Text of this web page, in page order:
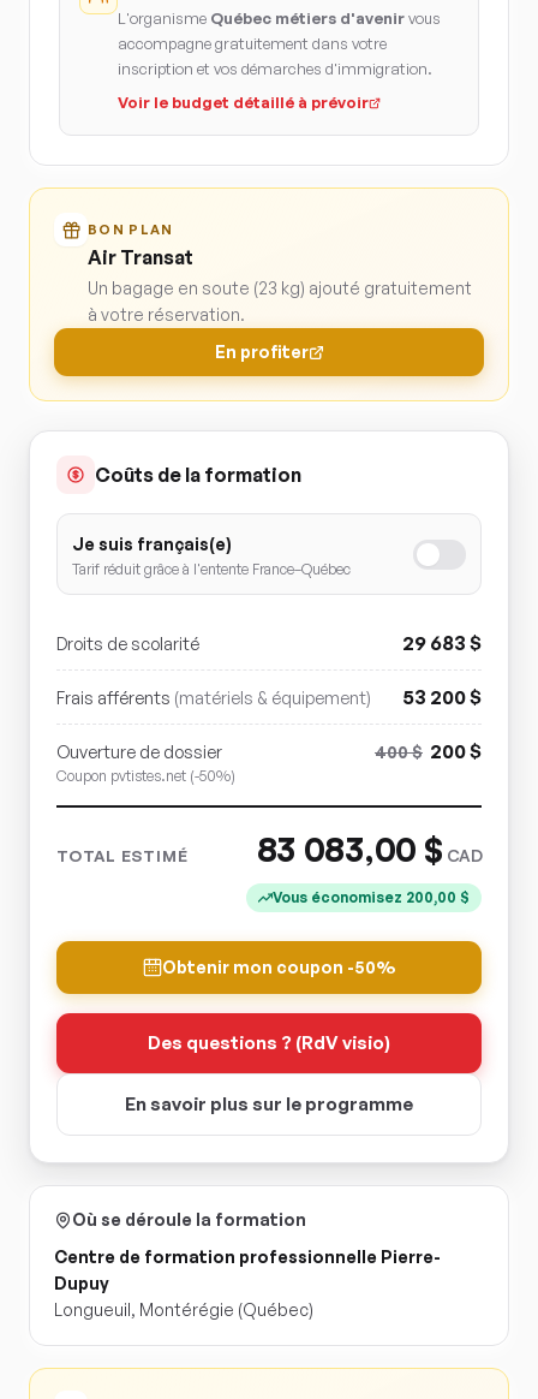
L'organisme Québec métiers d'avenirvous
accompagne gratuitement dans votre
inscription et vos démarches d'immigration.
Voir le budget détaillé à prévoir
BON PLAN
Air Transat
Un bagage en soute (23 kg) ajouté gratuitement
à votre réservation.
En profiter
Coûts de la formation
Je suis français(e)
Tarif réduit grâce à l'entente France–Québec
Droits de scolarité 29 683 $
Frais afférents (matériels & équipement) 53 200$
Ouverture de dossier
Coupon pvtistes.net (-50%)
400$ 200$
TOTAL ESTIMÉ 83 083,00 $ CAD
Vous économisez 200,00 $
Obtenir mon coupon -50%
Des questions ? (RdV visio)
En savoir plus sur le programme
Où se déroule la formation
Centre de formation professionnelle Pierre-
Dupuy
Longueuil, Montérégie (Québec)